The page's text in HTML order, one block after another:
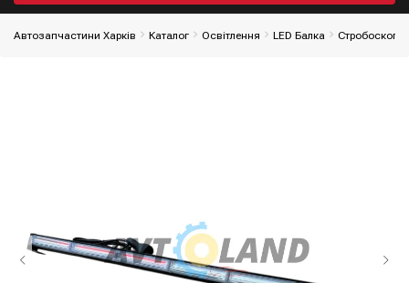
Автозапчастини Харків Каталог Освітлення LED Балка Стробоскопи